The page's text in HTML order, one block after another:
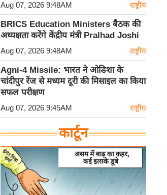
Aug 07, 2026 9:48AM राष्ट्रीय
BRICS Education Ministers बैठक की
अध्यक्षता करेंगे केंद्रीय मंत्री Pralhad Joshi
Aug 07, 2026 9:48AM राष्ट्रीय
Agni-4 Missile: भारत ने ओडिशा के
चांदीपुर रेंज से मध्यम दूरी की मिसाइल का किया
सफल परीक्षण
Aug 07, 2026 9:45AM राष्ट्रीय
कार्टून